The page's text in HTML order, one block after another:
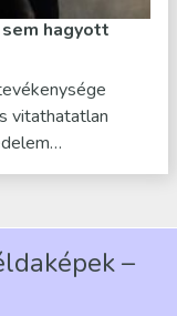
hagyott
vitathatatlan
–